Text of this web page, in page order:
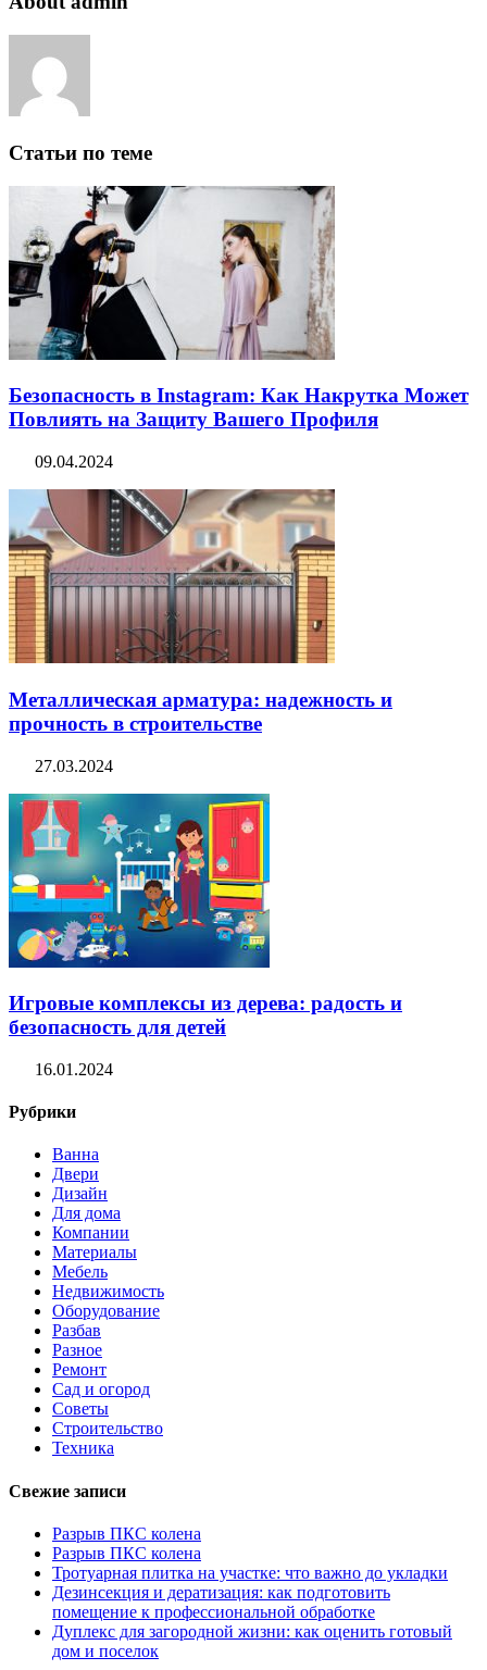
Статьи по теме
Безопасность в Instagram: Как Накрутка Может
Повлиять на Защиту Вашего Профиля
09.04.2024
Металлическая арматура: надежность и
прочность в строительстве
27.03.2024
Игровые комплексы из дерева: радость и
безопасность для детей
16.01.2024
Рубрики
Ванна
Двери
Дизайн
Для дома
Компании
Материалы
Мебель
Недвижимость
Оборудование
Разбав
Разное
Ремонт
Сад и огород
Советы
Строительство
Техника
Свежие записи
Разрыв ПКС колена
Разрыв ПКС колена
Тротуарная плитка на участке: что важно до укладки
Дезинсекция и дератизация: как подготовить
помещение к профессиональной обработке
Дуплекс для загородной жизни: как оценить готовый
дом и поселок